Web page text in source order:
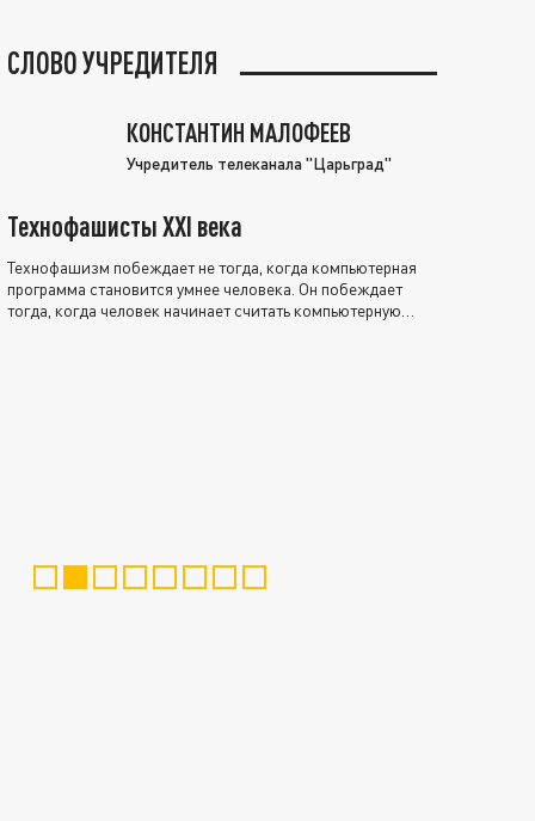
СЛОВО УЧРЕДИТЕЛЯ
КОНСТАНТИН МАЛОФЕЕВ
Учредитель телеканала "Царьград"
Технофашисты XXI века
Технофашизм побеждает не тогда, когда компьютерная
программа становится умнее человека. Он побеждает
тогда, когда человек начинает считать компьютерную